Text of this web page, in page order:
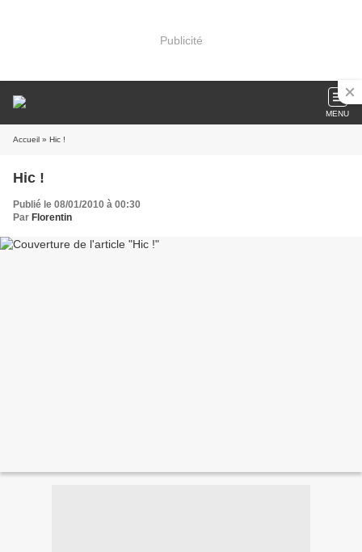
Publicité
MENU
Accueil » Hic !
Hic !
Publié le 08/01/2010 à 00:30
Par Florentin